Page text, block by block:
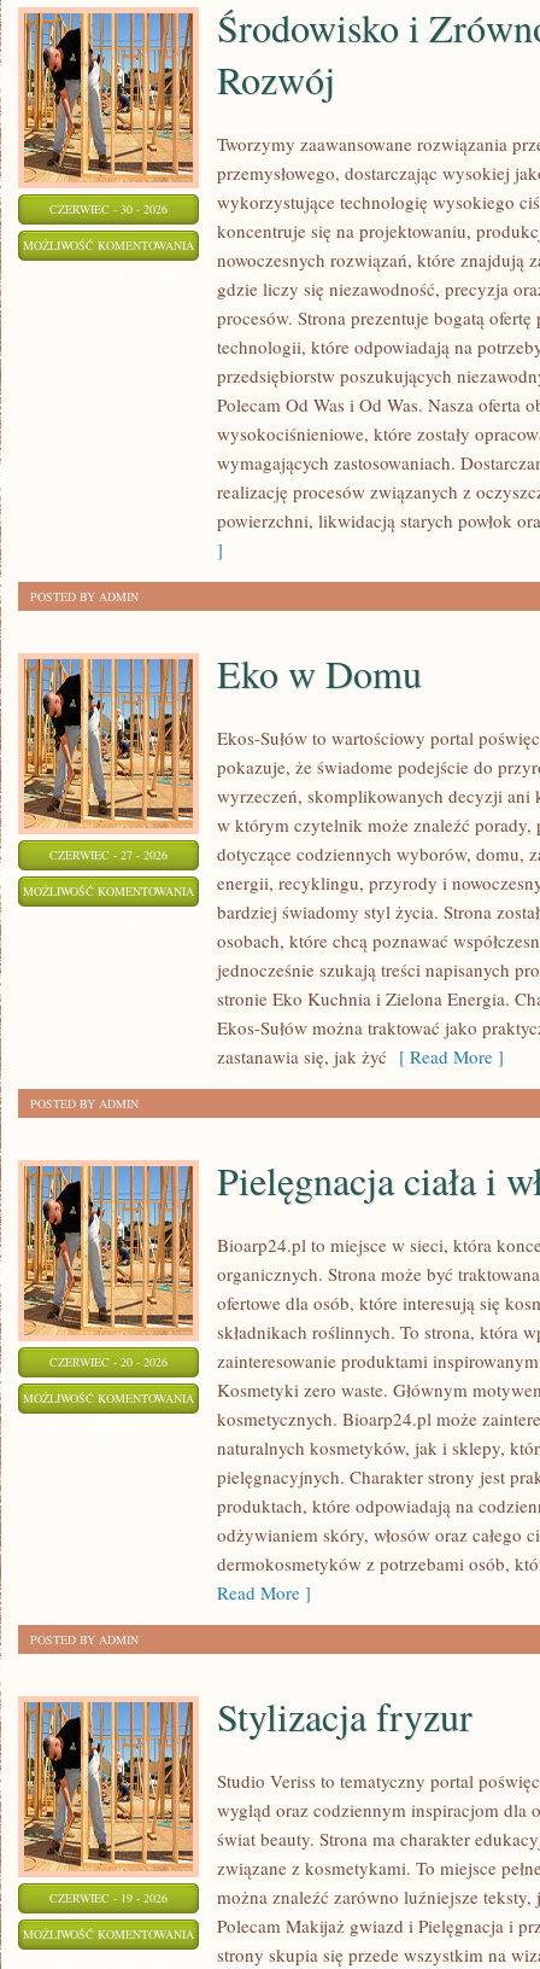
CZERWIEC - 30 - 2026
MOŻLIWOŚĆ KOMENTOWANIA
ZRÓWNOWAŻONY
Środowisko i
Rozwój
Tworzymy zaawansowane rozwiązania
przemysłowego, dostarczając wysokiej
wykorzystujące technologię wysokiego
koncentruje się na projektowaniu,
nowoczesnych rozwiązań, które znajdują
gdzie liczy się niezawodność, precyzja
procesów. Strona prezentuje bogatą ofertę
technologii, które odpowiadają na
przedsiębiorstw poszukujących
Polecam Od Was i Od Was. Nasza oferta
wysokociśnieniowe, które zostały
wymagających zastosowaniach.
realizację procesów związanych z
powierzchni, likwidacją starych powłok
]
POSTED BY ADMIN
CZERWIEC - 27 - 2026
MOŻLIWOŚĆ KOMENTOWANIA
DOMU
Eko w Domu
Ekos-Sułów to wartościowy portal
pokazuje, że świadome podejście do
wyrzeczeń, skomplikowanych decyzji ani
w którym czytelnik może znaleźć porady,
dotyczące codziennych wyborów, domu,
energii, recyklingu, przyrody i
bardziej świadomy styl życia. Strona
osobach, które chcą poznawać
jednocześnie szukają treści napisanych
stronie Eko Kuchnia i Zielona Energia.
Ekos-Sułów można traktować jako
zastanawia się, jak żyć [ Read More ]
POSTED BY ADMIN
CZERWIEC - 20 - 2026
MOŻLIWOŚĆ KOMENTOWANIA PIELĘGNACJA
CIAŁA
WŁOSÓW
Pielęgnacja ciała i
Bioarp24.pl to miejsce w sieci, która
organicznych. Strona może być
ofertowe dla osób, które interesują się
składnikach roślinnych. To strona, która
zainteresowanie produktami
Kosmetyki zero waste. Głównym
kosmetycznych. Bioarp24.pl może
naturalnych kosmetyków, jak i sklepy,
pielęgnacyjnych. Charakter strony jest
produktach, które odpowiadają na
odżywianiem skóry, włosów oraz całego
dermokosmetyków z potrzebami osób,
Read More ]
POSTED BY ADMIN
CZERWIEC - 19 - 2026
MOŻLIWOŚĆ KOMENTOWANIA STYLIZACJA
FRYZUR
Stylizacja fryzur
Studio Veriss to tematyczny portal
wygląd oraz codziennym inspiracjom dla
świat beauty. Strona ma charakter
związane z kosmetykami. To miejsce
można znaleźć zarówno luźniejsze
Polecam Makijaż gwiazd i Pielęgnacja i
strony skupia się przede wszystkim na